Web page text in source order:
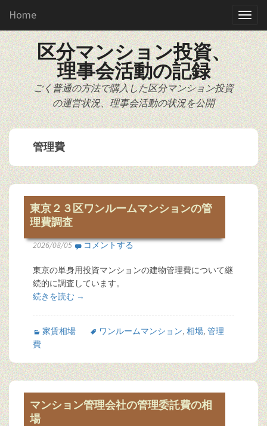
Home
区分マンション投資、
理事会活動の記録
ごく普通の方法で購入した区分マンション投資
の運営状況、理事会活動の状況を公開
管理費
東京２３区ワンルームマンションの管
理費調査
2026/08/05 コメントする
東京の単身用投資マンションの建物管理費について継
続的に調査しています。
続きを読む →
家賃相場 ワンルームマンション, 相場, 管理
費
マンション管理会社の管理委託費の相
場